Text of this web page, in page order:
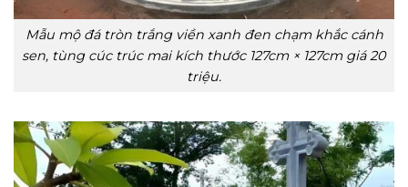
Mẫu mộ đá tròn trắng viền xanh đen chạm khắc cánh
sen, tùng cúc trúc mai kích thước 127cm × 127cm giá 20
triệu.